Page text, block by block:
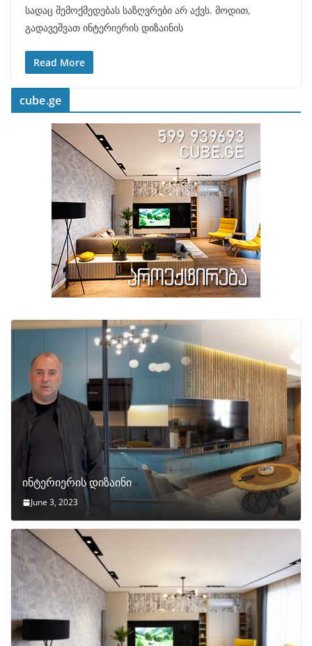
სადაც შემოქმედებას საზღვრები არ აქვს. მოდით,
გადავეშვათ ინტერიერის დიზაინის
Read More
cube.ge
ინტერიერის დიზაინი
June 3, 2023